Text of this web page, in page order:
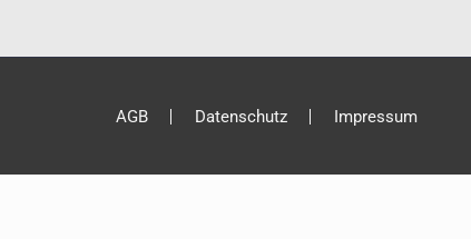
AGB Datenschutz Impressum